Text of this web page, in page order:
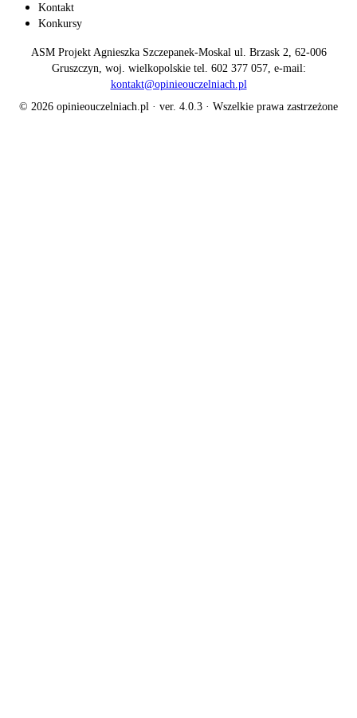
Kontakt
Konkursy
ASM Projekt Agnieszka Szczepanek-Moskal ul. Brzask 2, 62-006
Gruszczyn, woj. wielkopolskie tel. 602 377 057, e-mail:
kontakt@opinieouczelniach.pl
© 2026 opinieouczelniach.pl · ver. 4.0.3 · Wszelkie prawa zastrzeżone